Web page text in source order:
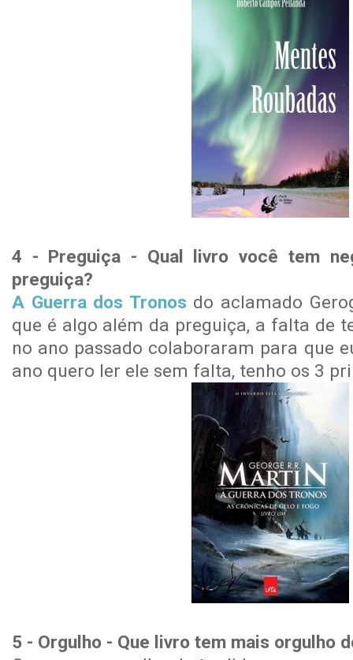
4 - Preguiça - Qual livro você tem
preguiça?
A Guerra dos Tronosdo aclamado
que é algo além da preguiça, a falta de
no ano passado colaboraram para que
ano quero ler ele sem falta, tenho os 3
5 - Orgulho - Que livro tem mais orgulho